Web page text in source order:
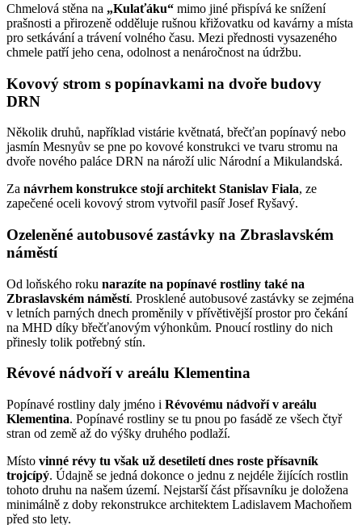
Chmelová stěna na „Kulaťáku“ mimo jiné přispívá ke snížení
prašnosti a přirozeně odděluje rušnou křižovatku od kavárny a místa
pro setkávání a trávení volného času. Mezi přednosti vysazeného
chmele patří jeho cena, odolnost a nenáročnost na údržbu.
Kovový strom s popínavkami na dvoře budovy
DRN
Několik druhů, například vistárie květnatá, břečťan popínavý nebo
jasmín Mesnyův se pne po kovové konstrukci ve tvaru stromu na
dvoře nového paláce DRN na nároží ulic Národní a Mikulandská.
Za návrhem konstrukce stojí architekt Stanislav Fiala, ze
zapečené oceli kovový strom vytvořil pasíř Josef Ryšavý.
Ozeleněné autobusové zastávky na Zbraslavském
náměstí
Od loňského roku narazíte na popínavé rostliny také na
Zbraslavském náměstí. Prosklené autobusové zastávky se zejména
v letních parných dnech proměnily v přívětivější prostor pro čekání
na MHD díky břečťanovým výhonkům. Pnoucí rostliny do nich
přinesly tolik potřebný stín.
Révové nádvoří v areálu Klementina
Popínavé rostliny daly jméno i Révovému nádvoří v areálu
Klementina. Popínavé rostliny se tu pnou po fasádě ze všech čtyř
stran od země až do výšky druhého podlaží.
Místo vinné révy tu však už desetiletí dnes roste přísavník
trojcípý. Údajně se jedná dokonce o jednu z nejdéle žijících rostlin
tohoto druhu na našem území. Nejstarší část přísavníku je doložena
minimálně z doby rekonstrukce architektem Ladislavem Machoňem
před sto lety.